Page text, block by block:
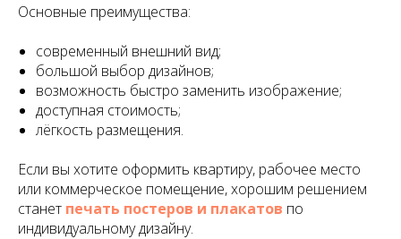
Основные преимущества:
современный внешний вид;
большой выбор дизайнов;
возможность быстро заменить изображение;
доступная стоимость;
лёгкость размещения.
Если вы хотите оформить квартиру, рабочее место
или коммерческое помещение, хорошим решением
станет печать постеров и плакатов по
индивидуальному дизайну.